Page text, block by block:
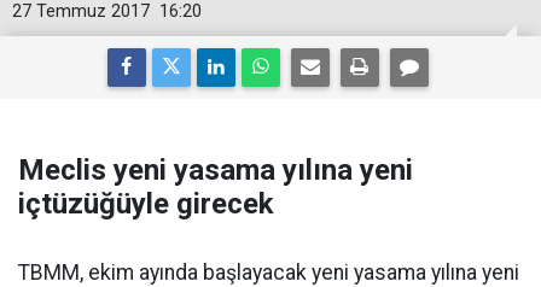
16:20
27 Temmuz 2017
Meclis yeni yasama yılına yeni
içtüzüğüyle girecek
TBMM, ekim ayında başlayacak yeni yasama yılına yeni